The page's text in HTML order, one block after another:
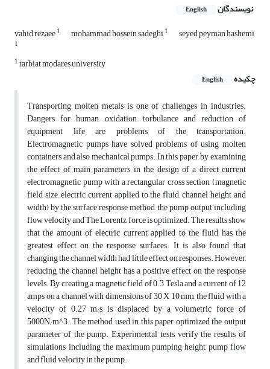
نویسندگان English
vahid rezaee1 mohammad hossein sadeghi1 seyed peyman hashemi
1
1tarbiat modares university
چکیده
English
Transporting molten metals is one of challenges in industries.
Dangers for human, oxidation, torbulance and reduction of
equipment life are problems of the transportation.
Electromagnetic pumps have solved problems of using molten
containers and also mechanical pumps. In this paper, by examining
the effect of main parameters in the design of a direct current
electromagnetic pump with a rectangular cross section (magnetic
field size, electric current applied to the fluid, channel height and
width) by the surface response method, the pump output including
flow velocity and The Lorentz force is optimized. The results show
that the amount of electric current applied to the fluid has the
greatest effect on the response surfaces. It is also found that
changing the channel width had little effect on responses. However,
reducing the channel height has a positive effect on the response
levels. By creating a magnetic field of 0.3 Tesla and a current of 12
amps on a channel with dimensions of 30 X 10 mm, the fluid with a
velocity of 0.27 m⁄s is displaced by a volumetric force of
5000N⁄m^3. The method used in this paper optimized the output
parameter of the pump. Experimental tests verify the results of
simulations, including the maximum pumping height, pump flow
and fluid velocity in the pump.